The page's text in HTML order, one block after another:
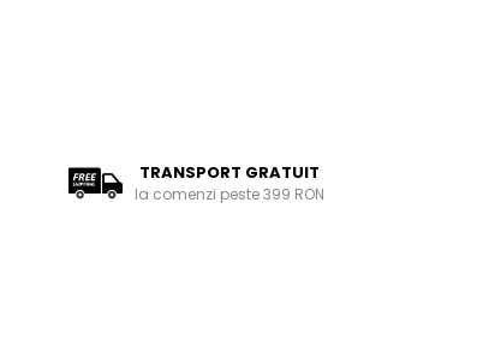
TRANSPORT GRATUIT
la comenzi peste 399 RON